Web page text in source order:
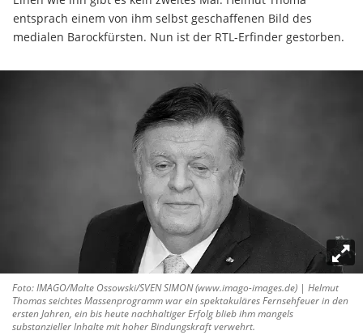
entsprach einem von ihm selbst geschaffenen Bild des
medialen Barockfürsten. Nun ist der RTL-Erfinder gestorben.
Foto: IMAGO/Malte Ossowski/SVEN SIMON (www.imago-images.de) | Helmut
Thomas seichtes Massenprogramm war ein spektakuläres Fernsehfeuer in den
ersten Jahren, ein bis heute nachhaltiger Erfolg blieb ihm mangels
substanzieller Inhalte mit hoher Bindungskraft verwehrt.